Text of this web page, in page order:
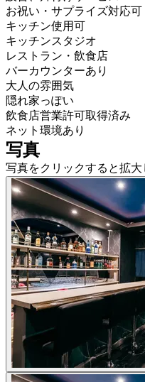
お祝い・サプライズ対応可
キッチン使用可
キッチンスタジオ
レストラン・飲食店
バーカウンターあり
大人の雰囲気
隠れ家っぽい
飲食店営業許可取得済み
ネット環境あり
写真
写真をクリックすると拡大